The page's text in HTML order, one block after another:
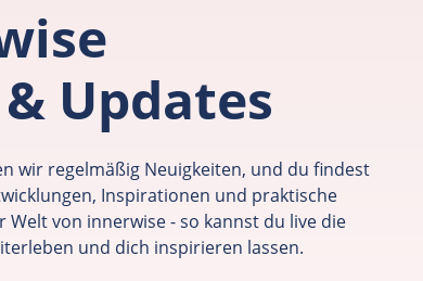
Updates
wir regelmäßig Neuigkeiten, und du findest
Inspirationen und praktische
Welt von innerwise - so kannst du live die
und dich inspirieren lassen.